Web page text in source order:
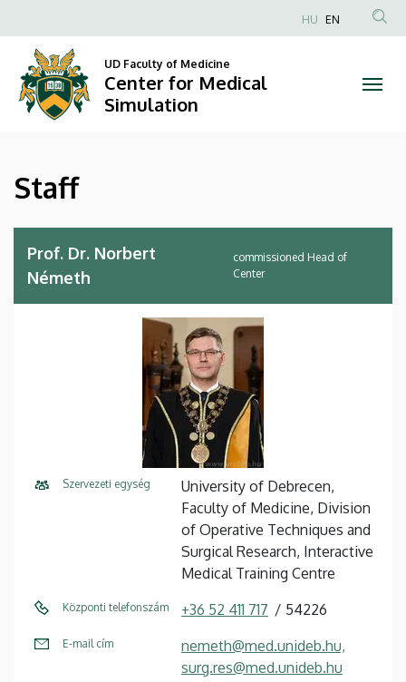
Center
Medical
Simulation
to
content
Anonim
HU EN
UD Faculty of Medicine
Center for Medical
Simulation
Staff
Prof. Dr. Norbert
Németh
commissioned Head of
Center
Szervezeti egység
University of Debrecen,
Faculty of Medicine, Division
of Operative Techniques and
Surgical Research, Interactive
Medical Training Centre
Központi telefonszám +36 52 411 717 54226
E-mail cím
nemeth@med.unideb.hu,
surg.res@med.unideb.hu